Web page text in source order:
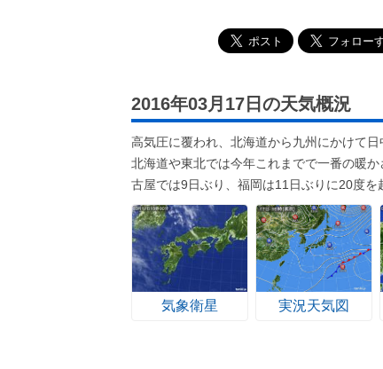
2016年03月17日の天気概況
高気圧に覆われ、北海道から九州にかけて
北海道や東北では今年これまでで一番の暖
古屋では9日ぶり、福岡は11日ぶりに20度を
気象衛星 実況天気図